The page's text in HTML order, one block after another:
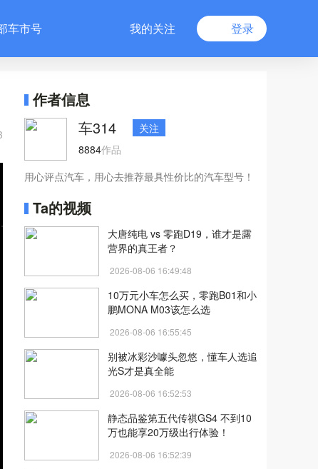
车市号 我的关注 登录
作者信息
车314
关注
8884作品
用心评点汽车，用心去推荐最具性价比的汽车型号！
Ta的视频
大唐纯电 vs 零跑D19，谁才是露
营界的真王者？
2026-08-06 16:49:48
10万元小车怎么买，零跑B01和小
鹏MONA M03该怎么选
2026-08-06 16:55:45
别被冰彩沙噱头忽悠，懂车人选追
光S才是真全能
2026-08-06 16:52:53
静态品鉴第五代传祺GS4 不到10
万也能享20万级出行体验！
2026-08-06 16:52:39